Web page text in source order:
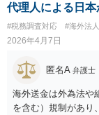
代理人による日
#税務調査対応 #海外法
2026年4月7日
匿名A 弁護士
海外送金は外為法や
を含む）規制があり